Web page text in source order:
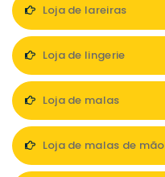
Loja de lareiras
Loja de lingerie
Loja de malas
Loja de malas de mão